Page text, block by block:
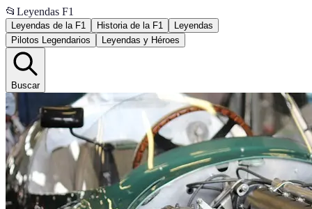
📂 Leyendas F1
Leyendas de la F1 Historia de la F1
Leyendas
Pilotos Legendarios
Leyendas y Héroes
Buscar